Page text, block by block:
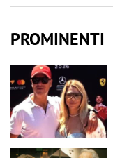
PROMINENTI